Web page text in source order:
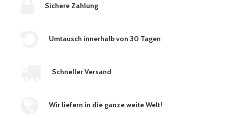
Sichere Zahlung
Umtausch innerhalb von 30 Tagen
Schneller Versand
Wir liefern in die ganze weite Welt!